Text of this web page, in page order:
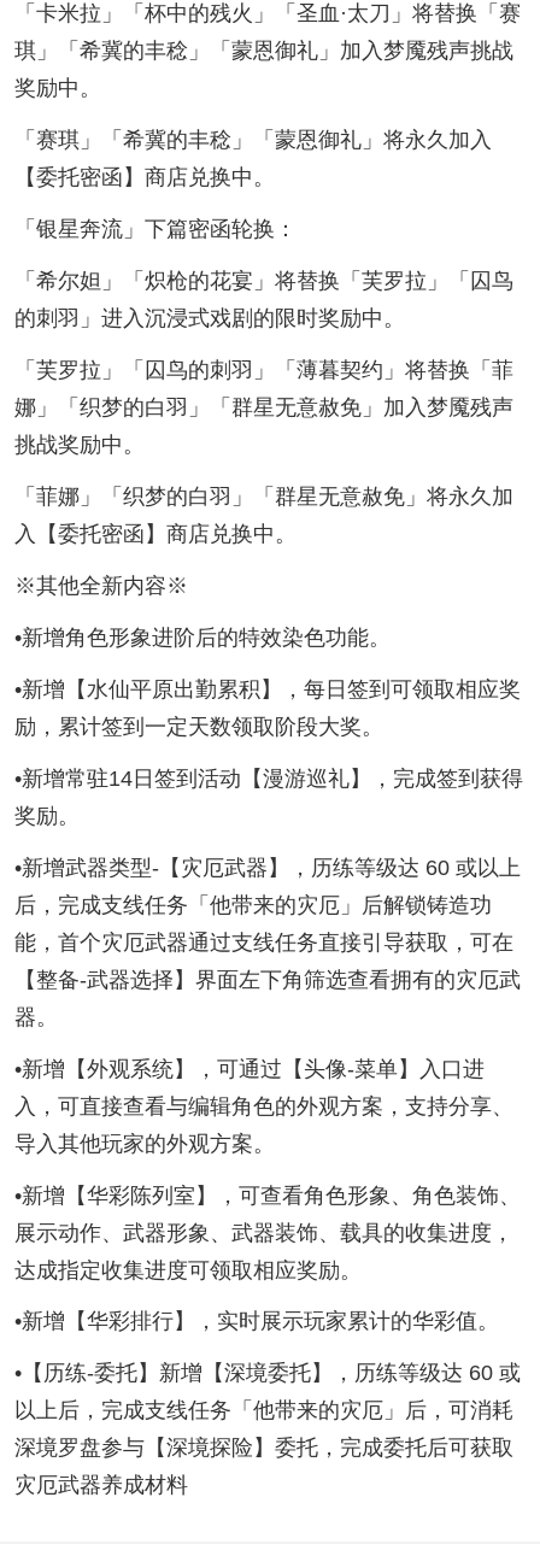
「卡米拉」「杯中的残火」「圣血·太刀」将替换「赛
琪」「希冀的丰稔」「蒙恩御礼」加入梦魇残声挑战
奖励中。
「赛琪」「希冀的丰稔」「蒙恩御礼」将永久加入
【委托密函】商店兑换中。
「银星奔流」下篇密函轮换：
「希尔妲」「炽枪的花宴」将替换「芙罗拉」「囚鸟
的刺羽」进入沉浸式戏剧的限时奖励中。
「芙罗拉」「囚鸟的刺羽」「薄暮契约」将替换「菲
娜」「织梦的白羽」「群星无意赦免」加入梦魇残声
挑战奖励中。
「菲娜」「织梦的白羽」「群星无意赦免」将永久加
入【委托密函】商店兑换中。
※其他全新内容※
•新增角色形象进阶后的特效染色功能。
•新增【水仙平原出勤累积】，每日签到可领取相应奖
励，累计签到一定天数领取阶段大奖。
•新增常驻14日签到活动【漫游巡礼】，完成签到获得
奖励。
•新增武器类型-【灾厄武器】，历练等级达 60 或以上
后，完成支线任务「他带来的灾厄」后解锁铸造功
能，首个灾厄武器通过支线任务直接引导获取，可在
【整备-武器选择】界面左下角筛选查看拥有的灾厄武
器。
•新增【外观系统】，可通过【头像-菜单】入口进
入，可直接查看与编辑角色的外观方案，支持分享、
导入其他玩家的外观方案。
•新增【华彩陈列室】，可查看角色形象、角色装饰、
展示动作、武器形象、武器装饰、载具的收集进度，
达成指定收集进度可领取相应奖励。
•新增【华彩排行】，实时展示玩家累计的华彩值。
•【历练-委托】新增【深境委托】，历练等级达 60 或
以上后，完成支线任务「他带来的灾厄」后，可消耗
深境罗盘参与【深境探险】委托，完成委托后可获取
灾厄武器养成材料